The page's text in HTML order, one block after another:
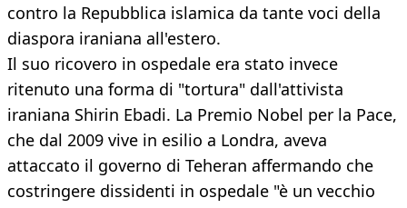
contro la Repubblica islamica da tante voci della
diaspora iraniana all'estero.
Il suo ricovero in ospedale era stato invece
ritenuto una forma di "tortura" dall'attivista
iraniana Shirin Ebadi. La Premio Nobel per la Pace,
che dal 2009 vive in esilio a Londra, aveva
attaccato il governo di Teheran affermando che
costringere dissidenti in ospedale "è un vecchio